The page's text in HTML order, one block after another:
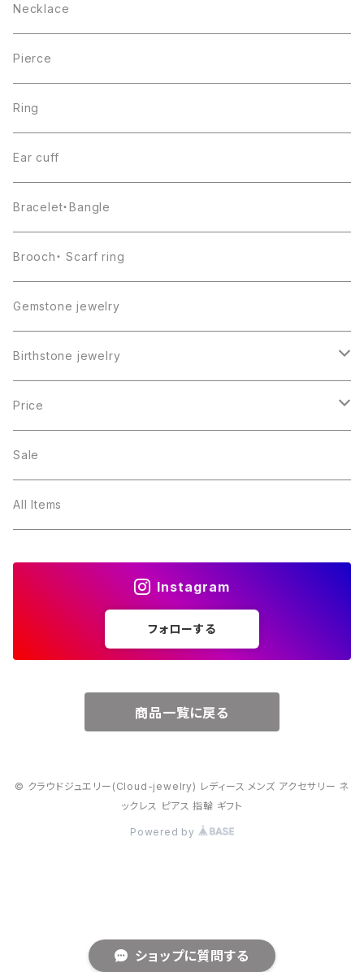
ショップに質問する
Necklace
Pierce
Ring
Ear cuff
Bracelet・Bangle
Brooch・ Scarf ring
Gemstone jewelry
Birthstone jewelry
１月・ガーネット
２月・アメジスト
３月・アクアマリン
Price
～5000円
～10000円
Sale
All Items
Instagram
フォローする
商品一覧に戻る
© クラウドジュエリー(Cloud-jewelry) レディース メンズ アクセサリー ネ
ックレス ピアス 指輪 ギフト
Powered by